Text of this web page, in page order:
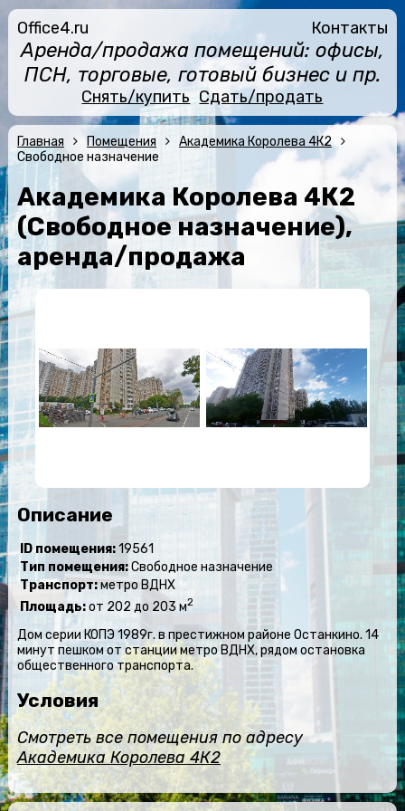
Office4.ru Контакты
Аренда/продажа помещений: офисы,
ПСН, торговые, готовый бизнес и пр.
Снять/купить Сдать/продать
Главная Помещения
Академика Королева 4К2
Свободное назначение
Академика Королева 4К2
(Свободное назначение),
аренда/продажа
Описание
ID помещения:19561
Тип помещения:Свободное назначение
Транспорт:метро ВДНХ
Площадь:от 202 до 203 м2
Дом серии КОПЭ 1989г. в престижном районе Останкино. 14
минут пешком от станции метро ВДНХ, рядом остановка
общественного транспорта.
Условия
Смотреть все помещения по адресу
Академика Королева 4К2